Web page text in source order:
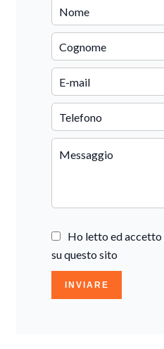
Ho letto ed accetto
su questo sito
INVIARE